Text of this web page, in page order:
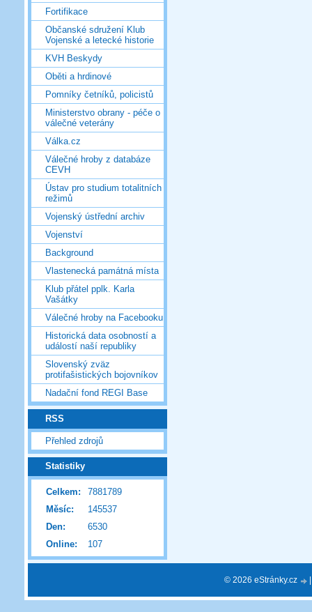
Fortifikace
Občanské sdružení Klub
Vojenské a letecké historie
KVH Beskydy
Oběti a hrdinové
Pomníky četníků, policistů
Ministerstvo obrany - péče o
válečné veterány
Válka.cz
Válečné hroby z databáze
CEVH
Ústav pro studium totalitních
režimů
Vojenský ústřední archiv
Vojenství
Background
Vlastenecká památná místa
Klub přátel pplk. Karla
Vašátky
Válečné hroby na Facebooku
Historická data osobností a
událostí naší republiky
Slovenský zväz
protifašistických bojovníkov
Nadační fond REGI Base
RSS
Přehled zdrojů
Statistiky
Online: 107
Celkem:
7881789
Měsíc:
145537
Den:
6530
© 2026 eStránky.cz